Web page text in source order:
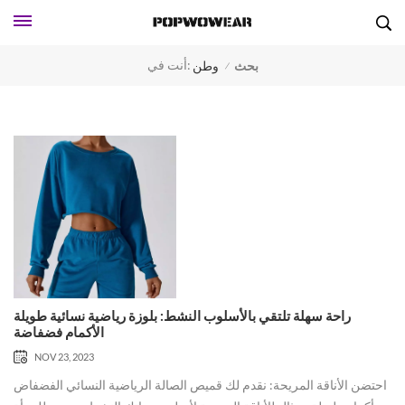
أنت في: وطن / بحث
راحة سهلة تلتقي بالأسلوب النشط: بلوزة رياضية نسائية طويلة
الأكمام فضفاضة
NOV 23, 2023
احتضن الأناقة المريحة: نقدم لك قميص الصالة الرياضية النسائي الفضفاض